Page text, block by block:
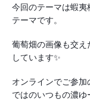
今回のテーマは蝦夷
テーマです。
葡萄畑の画像も交え
しています✨
オンラインでご参加
ではのいつもの濃ゆ